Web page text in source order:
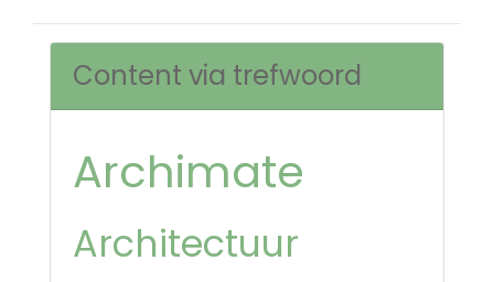
Content via trefwoord
Archimate
Architectuur